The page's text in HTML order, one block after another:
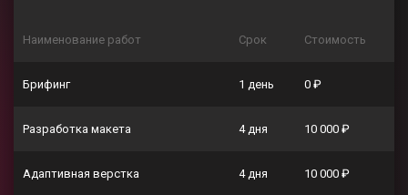
Наименование работ Срок Стоимость
Брифинг 1 день 0 ₽
Разработка макета 4 дня 10 000 ₽
Адаптивная верстка 4 дня 10 000 ₽